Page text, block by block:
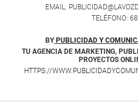
EMAIL:
TELÉFONO:
BY PUBLICIDAD Y
TU AGENCIA DE MARKETING,
PROYECTOS
HTTPS://